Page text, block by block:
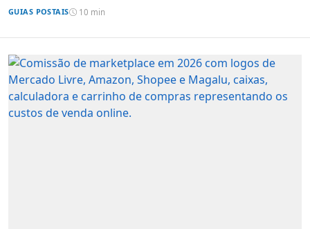
GUIAS POSTAIS 10 min